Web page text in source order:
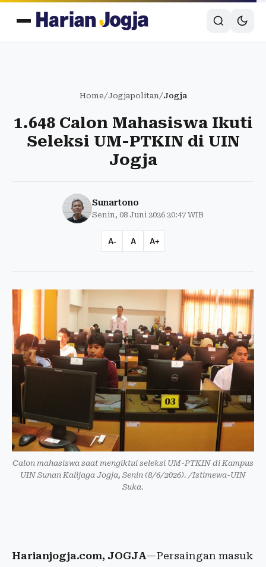
Home/Jogjapolitan/Jogja
1.648 Calon Mahasiswa Ikuti
Seleksi UM-PTKIN di UIN
Jogja
Sunartono
Senin, 08 Juni 2026 20:47 WIB
A- A A+
Calon mahasiswa saat mengiktui seleksi UM-PTKIN di Kampus
UIN Sunan Kalijaga Jogja, Senin (8/6/2026). /Istimewa-UIN
Suka.
Harianjogja.com, JOGJA—Persaingan masuk